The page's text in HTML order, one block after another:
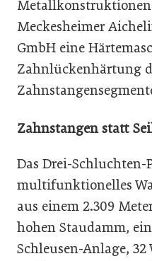
Meckesheimer
GmbH eine
Zahnlückenhärtung
Zahnstangen statt
Das Drei-Schluchten-
multifunktionelles
aus einem 2.309
hohen Staudamm,
Schleusen-Anlage, 32